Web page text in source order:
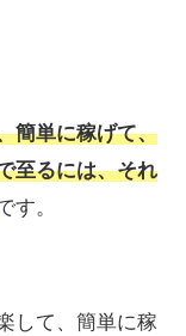
簡単に稼げて、
至るには、それ
す。
して、簡単に稼